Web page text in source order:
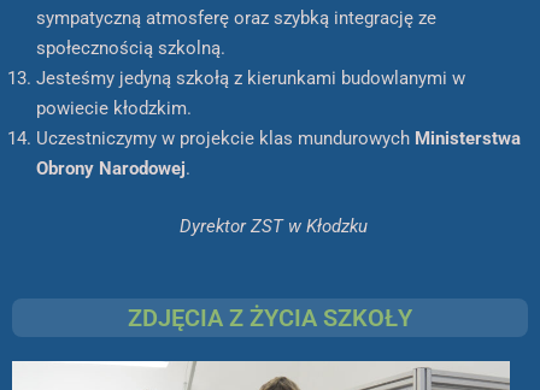
sympatyczną atmosferę oraz szybką integrację ze
społecznością szkolną.
Jesteśmy jedyną szkołą z kierunkami budowlanymi w
powiecie kłodzkim.
Uczestniczymy w projekcie klas mundurowych Ministerstwa
Obrony Narodowej.
Dyrektor ZST w Kłodzku
ZDJĘCIA Z ŻYCIA SZKOŁY